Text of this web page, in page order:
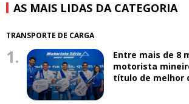
AS MAIS LIDAS DA CATEGORIA
TRANSPORTE DE CARGA
1.
Entre mais de 8
motorista
título de melhor